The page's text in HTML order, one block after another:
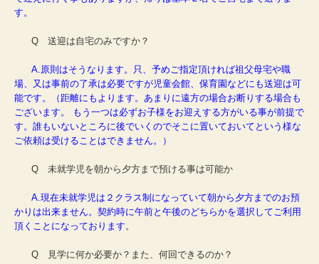
自己評価表（児童発達支援）
自己評価表（放課後デイ）
見学の方からのQ&A
採用情報
5領域支援プログラム
業務継続計画（感染症）
す。
Q 送迎は自宅のみですか？
A.原則はそうなります。只、予めご指定頂ければ祖父母宅や職
場、又は事前の了承は必要ですが児童会館、保育園などにも送迎は可
能です。（距離にもよります。あまりに遠方の場合お断りする場合も
ございます。 もう一つは必ずお子様をお迎えする方がいる事が前提で
す。誰もいないところに後でいくのでそこに置いておいてという様な
ご依頼は受けることはできません。）
Q 未就学児を朝から夕方まで預ける事は可能か
A.現在未就学児は２クラス制になっていて朝から夕方までのお預
かりは出来ません。契約時に午前と午後のどちらかを選択してご利用
頂くことになっております。
Q 見学に何か必要か？また、何回できるのか？